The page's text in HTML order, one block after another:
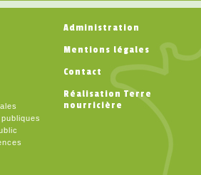
Administration
Mentions légales
Contact
Réalisation Terre
nourricière